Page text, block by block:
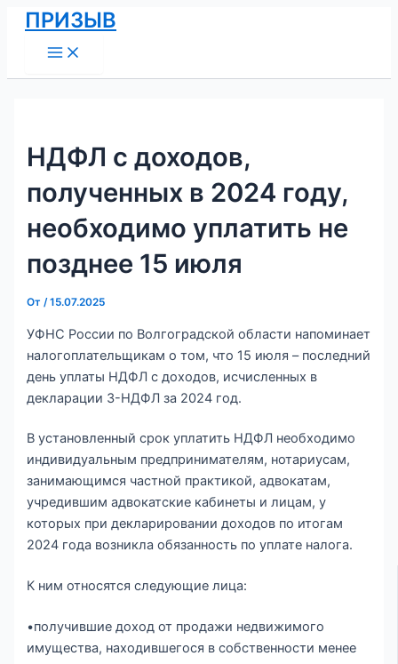
Перейти
содержимому
ПРИЗЫВ
Menu
НДФЛ с доходов,
полученных в 2024 году,
необходимо уплатить не
позднее 15 июля
От/15.07.2025
УФНС России по Волгоградской области напоминает
налогоплательщикам о том, что 15 июля – последний
день уплаты НДФЛ с доходов, исчисленных в
декларации 3-НДФЛ за 2024 год.
В установленный срок уплатить НДФЛ необходимо
индивидуальным предпринимателям, нотариусам,
занимающимся частной практикой, адвокатам,
учредившим адвокатские кабинеты и лицам, у
которых при декларировании доходов по итогам
2024 года возникла обязанность по уплате налога.
К ним относятся следующие лица:
•получившие доход от продажи недвижимого
имущества, находившегося в собственности менее
Навигация
по
записям